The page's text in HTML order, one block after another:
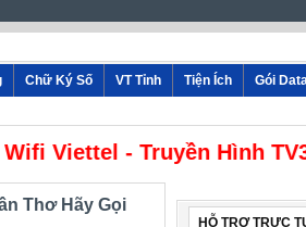
Chữ Ký Số VT Tỉnh Tiện Ích
Gói
Viettel - Truyền Hình
Thơ Hãy Gọi
HỖ TRỢ TRỰC